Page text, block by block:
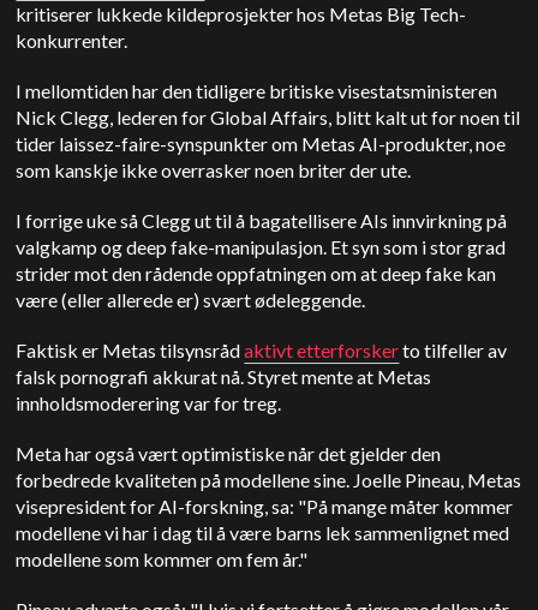
kritiserer lukkede kildeprosjekter hos Metas Big Tech-
konkurrenter.
I mellomtiden har den tidligere britiske visestatsministeren
Nick Clegg, lederen for Global Affairs, blitt kalt ut for noen til
tider laissez-faire-synspunkter om Metas AI-produkter, noe
som kanskje ikke overrasker noen briter der ute.
I forrige uke så Clegg ut til å bagatellisere AIs innvirkning på
valgkamp og deep fake-manipulasjon. Et syn som i stor grad
strider mot den rådende oppfatningen om at deep fake kan
være (eller allerede er) svært ødeleggende.
Faktisk er Metas tilsynsrådaktivt etterforskerto tilfeller av
falsk pornografi akkurat nå. Styret mente at Metas
innholdsmoderering var for treg.
Meta har også vært optimistiske når det gjelder den
forbedrede kvaliteten på modellene sine. Joelle Pineau, Metas
visepresident for AI-forskning, sa: "På mange måter kommer
modellene vi har i dag til å være barns lek sammenlignet med
modellene som kommer om fem år."